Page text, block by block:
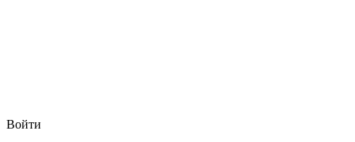
Войти